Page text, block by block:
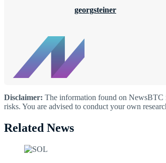
georgsteiner
Disclaimer: The information found on NewsBTC
risks. You are advised to conduct your own
Related News